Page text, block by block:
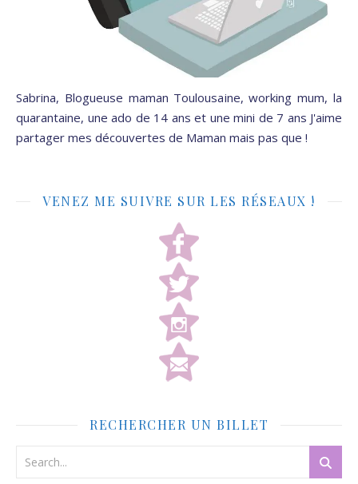
Sabrina, Blogueuse maman Toulousaine, working mum, la
quarantaine, une ado de 14 ans et une mini de 7 ans J'aime
partager mes découvertes de Maman mais pas que !
VENEZ ME SUIVRE SUR LES RÉSEAUX !
RECHERCHER UN BILLET